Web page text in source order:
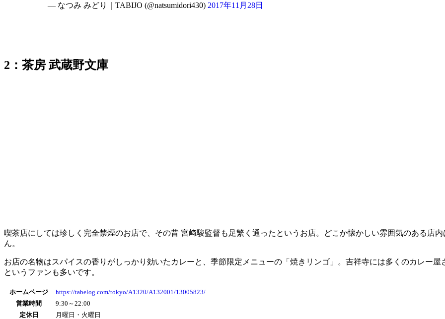
— なつみ みどり｜TABIJO (@natsumidori430) 2017年11月28日
2：茶房 武蔵野文庫
喫茶店にしては珍しく完全禁煙のお店で、その昔 宮﨑駿監督も足繁く通ったというお店。どこか懐かしい雰囲気のある店
ん。
お店の名物はスパイスの香りがしっかり効いたカレーと、季節限定メニューの「焼きリンゴ」。吉祥寺には多くのカレー
というファンも多いです。
ホームページ
https://tabelog.com/tokyo/A1320/A132001/13005823/
営業時間
9:30～22:00
定休日
月曜日・火曜日